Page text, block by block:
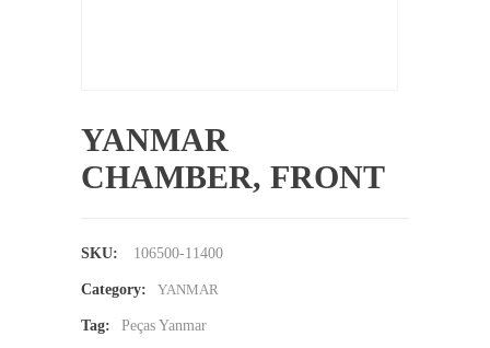
YANMAR
CHAMBER, FRONT
SKU: 106500-11400
Category: YANMAR
Tag: Peças Yanmar